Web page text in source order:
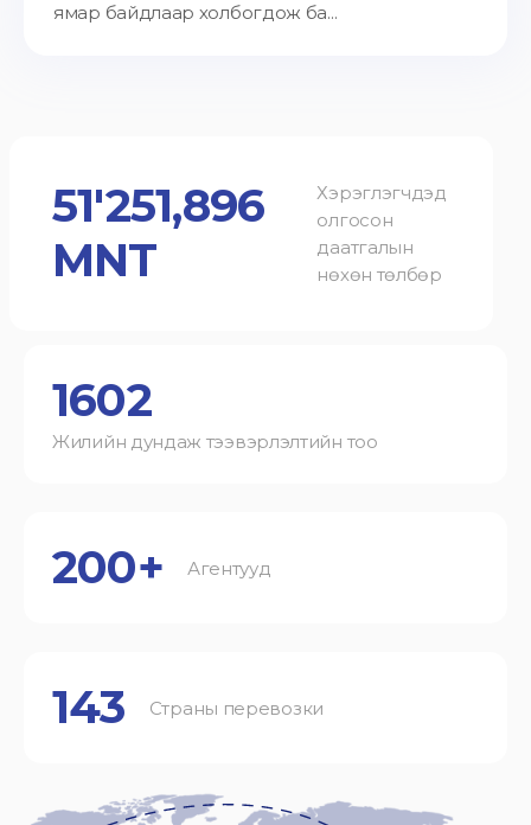
ямар байдлаар холбогдож ба...
51'251,896
MNT
Хэрэглэгчдэд
олгосон
даатгалын
нөхөн төлбөр
1602
Жилийн дундаж тээвэрлэлтийн тоо
200+ Агентууд
143 Страны перевозки